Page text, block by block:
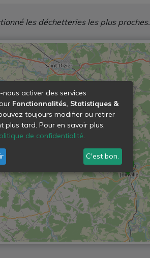
les déchetteries les plus proches.
activer des services
Fonctionnalités, Statistiques &
toujours modifier ou retirer
plus tard. Pour en savoir plus,
de confidentialité.
C'est bon.